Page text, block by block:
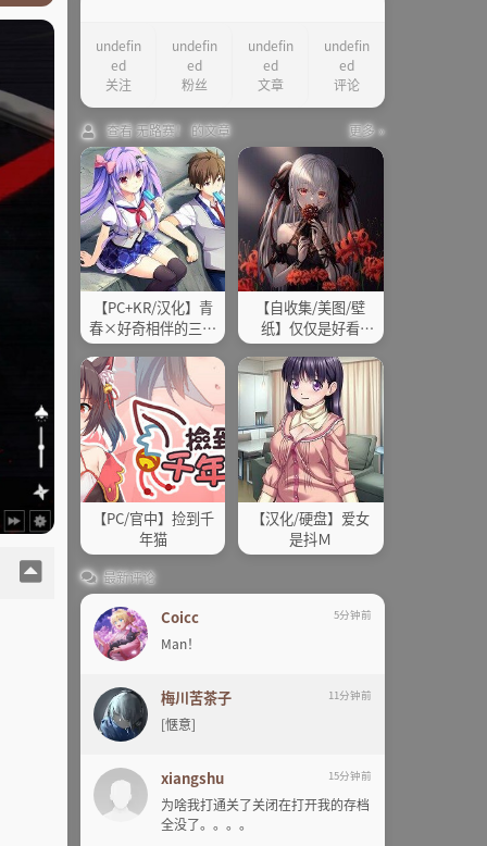
简介
undefin
ed
关注
undefin
ed
粉丝
undefin
ed
文章
undefin
ed
评论
查看 无路赛！ 的文章 更多 »
【PC+KR/汉化】青
春×好奇相伴的三角
恋爱
【自收集/美图/壁
纸】仅仅是好看
（一）
【PC/官中】捡到千
年猫
【汉化/硬盘】爱女
是抖Ｍ
最新评论
Coicc 5分钟前
Man！
梅川苦茶子 11分钟前
[惬意]
xiangshu 15分钟前
为啥我打通关了关闭在打开我的存档
全没了。。。。